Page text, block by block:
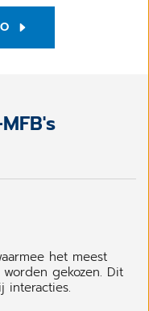
het meest
gekozen. Dit
interacties.